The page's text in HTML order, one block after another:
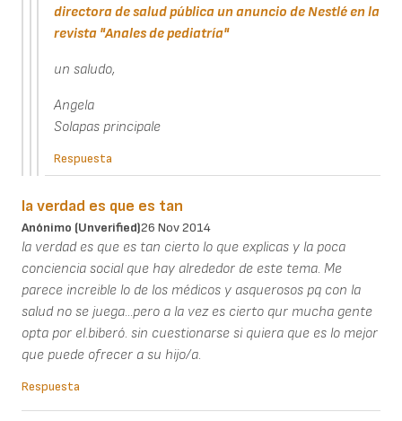
directora de salud pública un anuncio de Nestlé en la
revista "Anales de pediatría"
un saludo,
Angela
Solapas principale
Respuesta
la verdad es que es tan
Anónimo (unverified)26 Nov 2014
la verdad es que es tan cierto lo que explicas y la poca
conciencia social que hay alrededor de este tema. Me
parece increible lo de los médicos y asquerosos pq con la
salud no se juega...pero a la vez es cierto qur mucha gente
opta por el.biberó. sin cuestionarse si quiera que es lo mejor
que puede ofrecer a su hijo/a.
Respuesta